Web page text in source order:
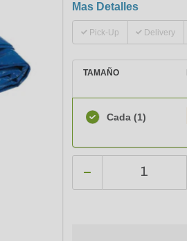
Mas Detalles
Pick-Up Delivery
TAMAÑO
Cada (1)